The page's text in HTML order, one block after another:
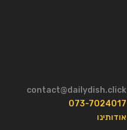
contact@dailydish.click
073-7024017
אודותינו